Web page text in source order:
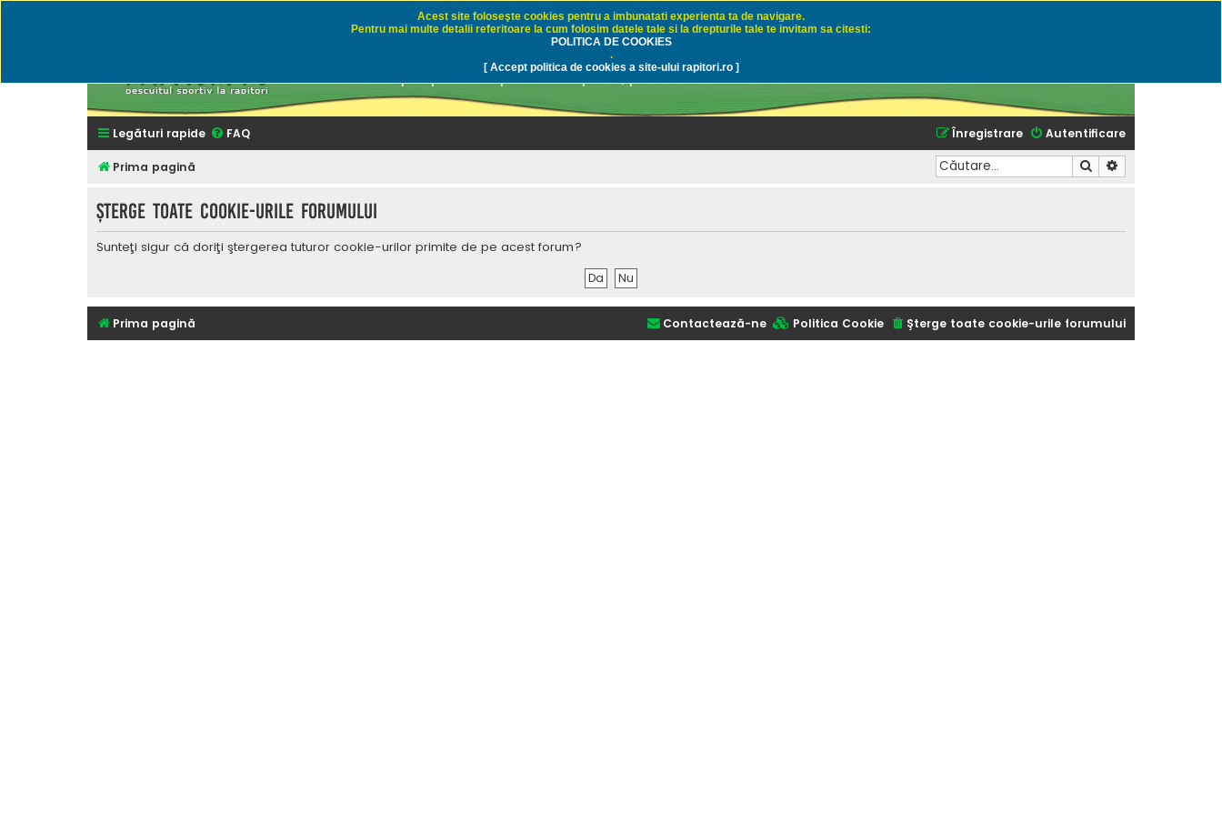
Rapitori.ro - Pescuit sportiv
Discutii despre pescuit sportiv la rapitori, pescuitul cu naluci sau momeli naturale
Legături rapide FAQ Autentificare
Înregistrare
Prima pagină Căutare
Şterge toate cookie-urile forumului
Sunteţi sigur că doriţi ştergerea tuturor cookie-urilor primite de pe acest forum?
Acest site foloseşte cookies pentru a imbunatati experienta ta de navigare.
Pentru mai multe detalii referitoare la cum folosim datele tale si la drepturile tale te invitam sa citesti:
POLITICA DE COOKIES
.
[ Accept politica de cookies a site-ului rapitori.ro ]
Prima pagină Şterge toate cookie-urile forumului
Politica Cookie
Contactează-ne